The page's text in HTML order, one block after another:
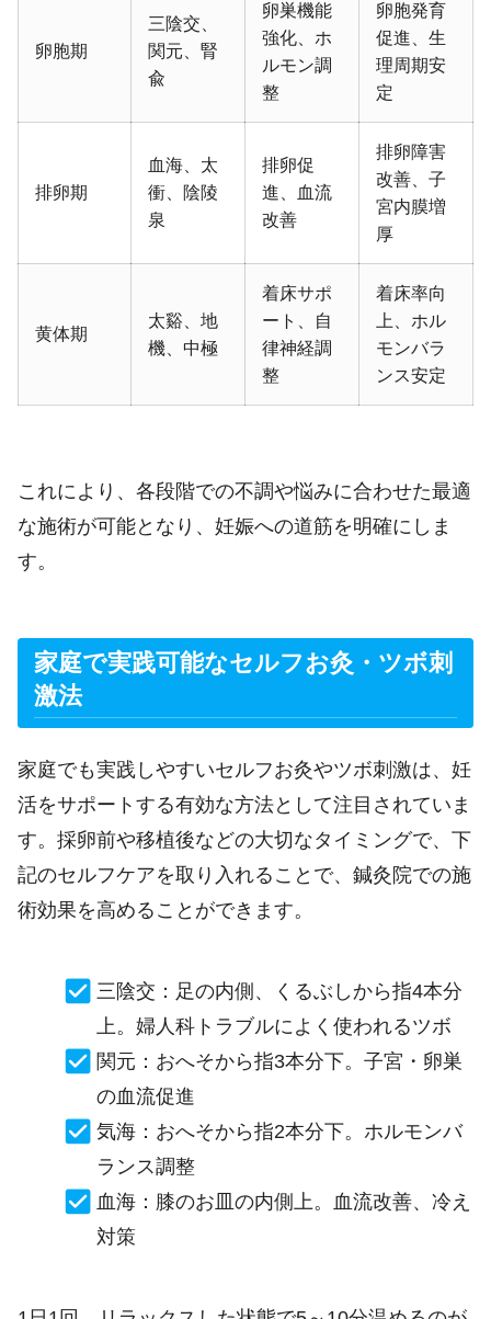
卵胞期
三陰交、
関元、腎
兪
卵巣機能
強化、ホ
ルモン調
整
卵胞発育
促進、生
理周期安
定
排卵期
血海、太
衝、陰陵
泉
排卵促
進、血流
改善
排卵障害
改善、子
宮内膜増
厚
黄体期
太谿、地
機、中極
着床サポ
ート、自
律神経調
整
着床率向
上、ホル
モンバラ
ンス安定
これにより、各段階での不調や悩みに合わせた最適
な施術が可能となり、妊娠への道筋を明確にしま
す。
家庭で実践可能なセルフお灸・ツボ刺
激法
家庭でも実践しやすいセルフお灸やツボ刺激は、妊
活をサポートする有効な方法として注目されていま
す。採卵前や移植後などの大切なタイミングで、下
記のセルフケアを取り入れることで、鍼灸院での施
術効果を高めることができます。
三陰交：足の内側、くるぶしから指4本分
上。婦人科トラブルによく使われるツボ
関元：おへそから指3本分下。子宮・卵巣
の血流促進
気海：おへそから指2本分下。ホルモンバ
ランス調整
血海：膝のお皿の内側上。血流改善、冷え
対策